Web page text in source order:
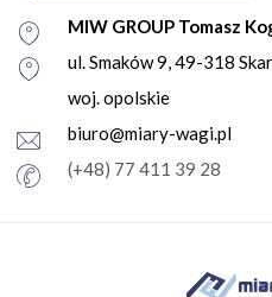
MIW GROUP Tomasz
ul. Smaków 9, 49-318
woj. opolskie
biuro@miary-wagi.pl
(+48) 77 411 39 28